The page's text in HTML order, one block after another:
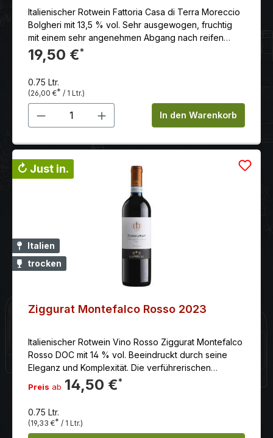
Italienischer Rotwein Fattoria Casa di Terra Moreccio
Bolgheri mit 13,5 % vol. Sehr ausgewogen, fruchtig
mit einem sehr angenehmen Abgang nach reifen
roten Beeren.
19,50 €*
0.75 Ltr.
(26,00 €* / 1 Ltr.)
Produkt Anzahl: Gib denIn den Warenkorb
↻ Just in.
Italien
trocken
Ziggurat Montefalco Rosso 2023
Italienischer Rotwein Vino Rosso Ziggurat Montefalco
Rosso DOC mit 14 % vol. Beeindruckt durch seine
Eleganz und Komplexität. Die verführerischen
Kirscharomen stehen in perfektem Einklang mit Noten
von Gewürznelke und balsamischen Essenzen. Am
ausgewogener Wein, rund und zugleich
frisch.Serviertemperatur: 16.00 schon trinkbar: gut
Preis ab 14,50 €*
0.75 Ltr.
(19,33 €* / 1 Ltr.)